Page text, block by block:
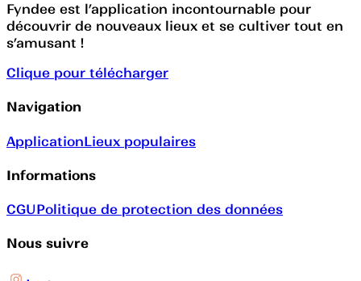
Fyndee est l’application incontournable pour
découvrir de nouveaux lieux et se cultiver tout en
s’amusant !
Clique pour télécharger
Navigation
ApplicationLieux populaires
Informations
CGUPolitique de protection des données
Nous suivre